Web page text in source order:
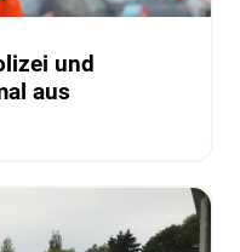
und
aus